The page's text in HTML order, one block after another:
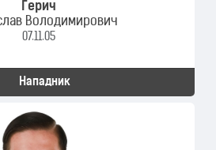
Герич
Володимирович
07.11.05
Нападник